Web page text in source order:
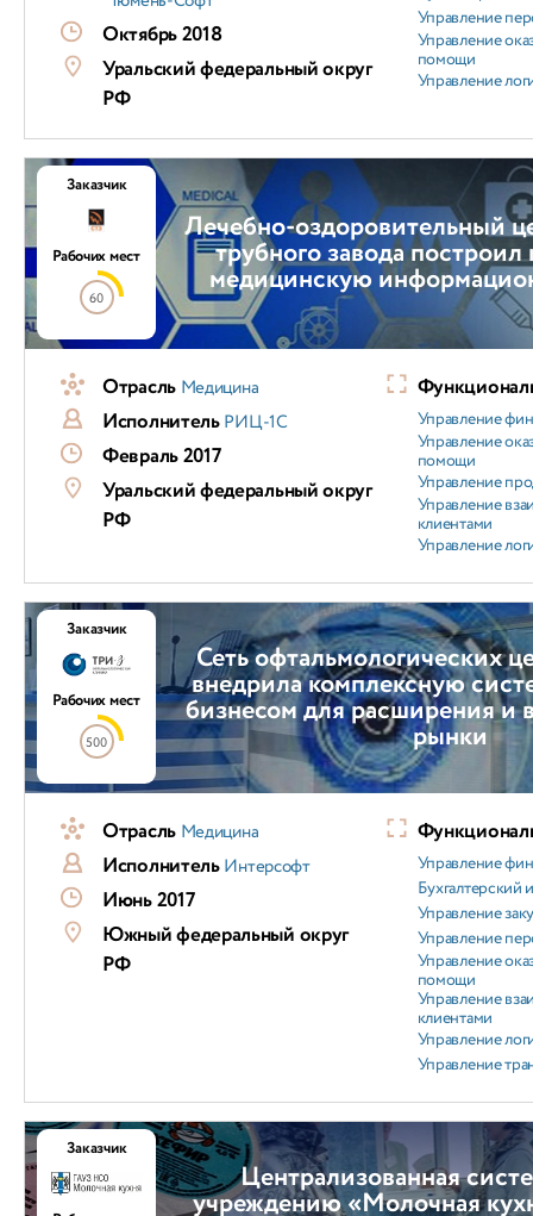
Октябрь 2018
Уральский федеральный округ
РФ
Управление
Управление
помощи
Управление
Лечебно-оздоровительный
трубного завода
медицинскую
Заказчик
Рабочих мест
60
Отрасль Медицина
ИсполнительРИЦ-1С
Февраль 2017
Уральский федеральный округ
РФ
Управление
Управление
помощи
Управление
Управление
клиентами
Управление
Сеть офтальмологических
внедрила комплексную
бизнесом для расширения и
рынки
Заказчик
Рабочих мест
500
Отрасль Медицина
ИсполнительИнтерсофт
Июнь 2017
Южный федеральный округ
РФ
Управление
Бухгалтерский
Управление
Управление
Управление
помощи
Управление
клиентами
Управление
Управление
Централизованная
учреждению «Молочная
Заказчик